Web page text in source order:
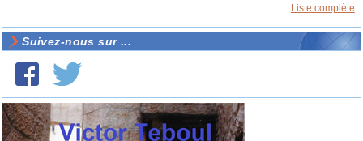
Liste complète
Suivez-nous sur ...